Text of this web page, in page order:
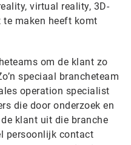
virtual reality, 3D-
maken heeft komt
om de klant zo
speciaal brancheteam
operation specialist
die door onderzoek en
klant uit die branche
persoonlijk contact